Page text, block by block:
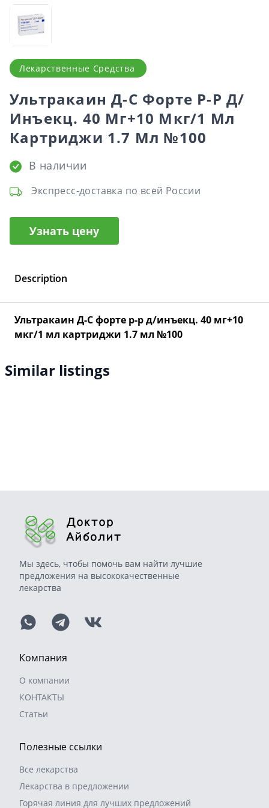
Лекарственные Средства
Ультракаин Д-С Форте Р-Р Д/
Инъекц. 40 Мг+10 Мкг/1 Мл
Картриджи 1.7 Мл №100
В наличии
Экспресс-доставка по всей России
Узнать цену
Description
Ультракаин Д-С форте р-р д/инъекц. 40 мг+10
мкг/1 мл картриджи 1.7 мл №100
Similar listings
Мы здесь, чтобы помочь вам найти лучшие
предложения на высококачественные
лекарства
Компания
О компании
КОНТАКТЫ
Статьи
Полезные ссылки
Все лекарства
Лекарства в предложении
Горячая линия для лучших предложений